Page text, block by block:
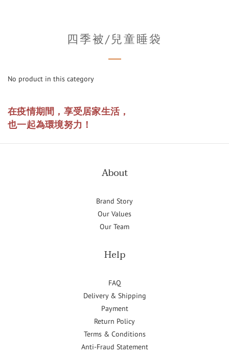
四季被/兒童睡袋
No product in this category
在疫情期間，享受居家生活，
也一起為環境努力！
About
Brand Story
Our Values
Our Team
Help
FAQ
Delivery & Shipping
Payment
Return Policy
Terms & Conditions
Anti-Fraud Statement